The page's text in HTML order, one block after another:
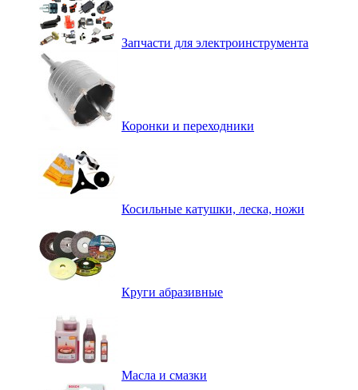
Запчасти для электроинструмента
Коронки и переходники
Косильные катушки, леска, ножи
Круги абразивные
Масла и смазки